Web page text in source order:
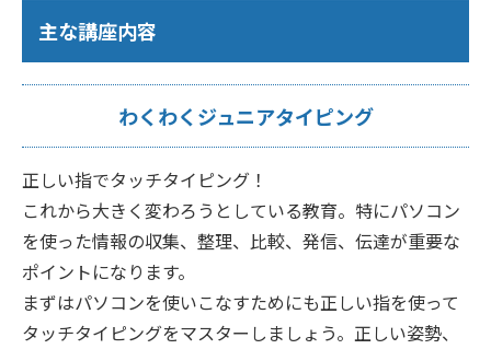
主な講座内容
わくわくジュニアタイピング
正しい指でタッチタイピング！
これから大きく変わろうとしている教育。特にパソコン
を使った情報の収集、整理、比較、発信、伝達が重要な
ポイントになります。
まずはパソコンを使いこなすためにも正しい指を使って
タッチタイピングをマスターしましょう。正しい姿勢、